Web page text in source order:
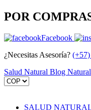
POR
Facebook
¿Necesitas Asesoría?
Salud Natural Blog Natural
SALUD